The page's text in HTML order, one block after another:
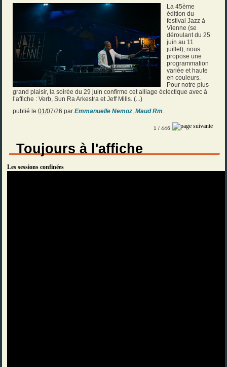
La 45ème
édition du
festival Jazz à
Vienne (se
déroulant du 25
juin au 11
juillet), nous
propose une
programmation
variée et haute
en couleurs.
Pour notre plus
grand plaisir, la soirée du 29 juin confirme cet alliage éclectique avec à
l’affiche : Verb, Sun Ra Arkestra et Jeff Mills. (...)
publié le01/07/26 parEmmanuelle Nemoz,Maud Rm.
1 / 446
Toujours à l'affiche
Les sessions confinées